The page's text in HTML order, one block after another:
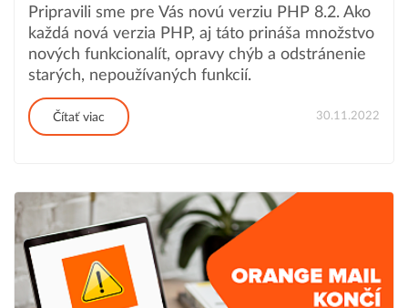
Pripravili sme pre Vás novú verziu PHP 8.2. Ako
každá nová verzia PHP, aj táto prináša množstvo
nových funkcionalít, opravy chýb a odstránenie
starých, nepoužívaných funkcií.
Čítať viac 30.11.2022